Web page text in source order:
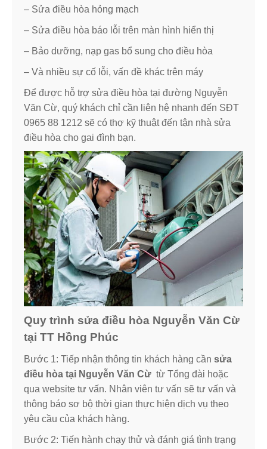
– Sửa điều hòa hỏng mạch
– Sửa điều hòa báo lỗi trên màn hình hiển thị
– Bảo dưỡng, nạp gas bổ sung cho điều hòa
– Và nhiều sự cố lỗi, vấn đề khác trên máy
Để được hỗ trợ sửa điều hòa tại đường Nguyễn
Văn Cừ, quý khách chỉ cần liên hệ nhanh đến SĐT
0965 88 1212 sẽ có thợ kỹ thuật đến tận nhà sửa
điều hòa cho gai đình bạn.
Quy trình sửa điều hòa Nguyễn Văn Cừ
tại TT Hồng Phúc
Bước 1: Tiếp nhận thông tin khách hàng cần sửa
điều hòa tại Nguyễn Văn Cừ từ Tổng đài hoặc
qua website tư vấn. Nhân viên tư vấn sẽ tư vấn và
thông báo sơ bộ thời gian thực hiện dịch vụ theo
yêu cầu của khách hàng.
Bước 2: Tiến hành chạy thử và đánh giá tình trạng